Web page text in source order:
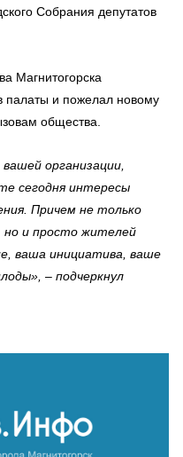
Собрания депутатов
Магнитогорска
палаты и пожелал новому
общества.
организации,
сегодня интересы
Причем не только
но и просто жителей
ваша инициатива, ваше
– подчеркнул